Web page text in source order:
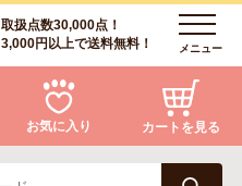
取扱点数30,000点！
3,000円以上で送料無料！
メニュー
お気に入り カートを見る